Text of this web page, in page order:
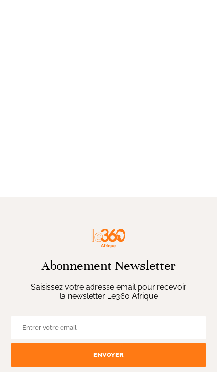
Abonnement Newsletter
Saisissez votre adresse email pour recevoir
la newsletter Le360 Afrique
ENVOYER